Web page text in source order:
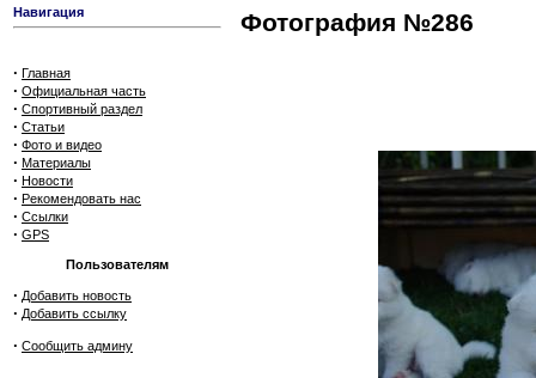
Навигация
· Главная
· Официальная часть
· Спортивный раздел
· Статьи
· Фото и видео
· Материалы
· Новости
· Рекомендовать нас
· Ссылки
· GPS
Пользователям
· Добавить новость
· Добавить ссылку
· Сообщить админу
Фотография №286